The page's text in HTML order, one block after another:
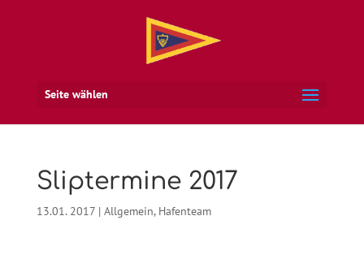
Seite wählen
Sliptermine 2017
13.01. 2017| Allgemein, Hafenteam